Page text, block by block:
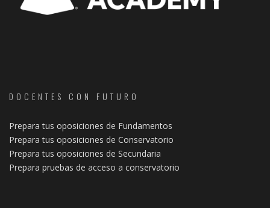
DOCENTES CON FUTURO
Prepara tus oposiciones de Fundamentos
Prepara tus oposiciones de Conservatorio
Prepara tus oposiciones de Secundaria
Prepara pruebas de acceso a conservatorio